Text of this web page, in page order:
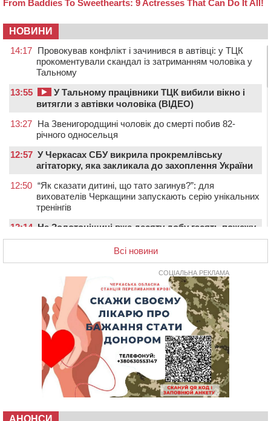
НОВИНИ
14:17 Провокував конфлікт і зачинився в автівці: у ТЦК
прокоментували скандал із затриманням чоловіка у
Тальному
13:55
У Тальному працівники ТЦК вибили вікно і
витягли з автівки чоловіка (ВІДЕО)
13:27 На Звенигородщині чоловік до смерті побив 82-
річного односельця
12:57 У Черкасах СБУ викрила прокремлівську
агітаторку, яка закликала до захоплення України
12:50 “Як сказати дитині, що тато загинув?”: для
вихователів Черкащини запускають серію унікальних
тренінгів
12:14 На Золотоніщині вже десяту добу гасять пожежу
торфу
Захисника зі Звенигородщини, який обороняв
Авдіївку, нагородили “Комбатантським хрестом”
На Черкащині п’яний мотоцикліст зіткнувся з
мопедом: двоє людей у лікарні
Ветерани МСК “Дніпро” вибороли бронзу чемпіонату
України
На Уманщині підрядника зобов’язали сплатити понад
670 тис грн штрафу за незаконні зміни до договору
Обрано претендента на посаду директора
Всі новини
СОЦІАЛЬНА РЕКЛАМА
АНОНСИ